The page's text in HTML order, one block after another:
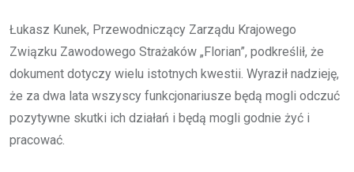
Łukasz Kunek, Przewodniczący Zarządu Krajowego
Związku Zawodowego Strażaków „Florian”, podkreślił, że
dokument dotyczy wielu istotnych kwestii. Wyraził nadzieję,
że za dwa lata wszyscy funkcjonariusze będą mogli odczuć
pozytywne skutki ich działań i będą mogli godnie żyć i
pracować.